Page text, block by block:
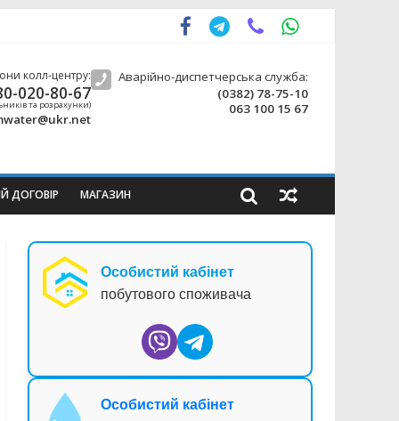
колл-центру:
020-80-67
та розрахунки)
Аварійно-диспетчерська служба:
(0382) 78-75-10
063 100 15 67
ДОГОВІР МАГАЗИН
Особистий кабінет
побутового споживача
Особистий кабінет